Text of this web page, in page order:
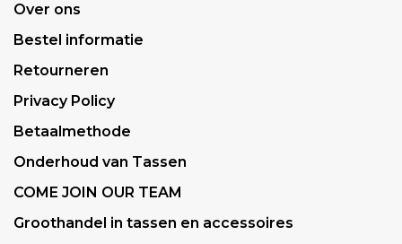
Over ons
Bestel informatie
Retourneren
Privacy Policy
Betaalmethode
Onderhoud van Tassen
COME JOIN OUR TEAM
Groothandel in tassen en accessoires